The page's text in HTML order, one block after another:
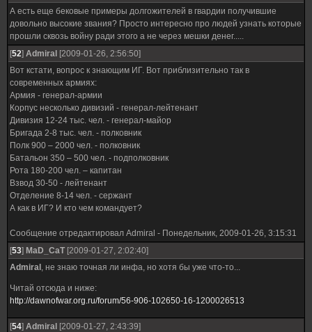
А есть еще бековые примеры долгожителей в гвардии получившие
довольно высокие звания? Просто интересно про людей узнать которые
прошли сквозь войну ради этого а не через мешки денег.....
[52] Admiral [2009-01-26, 2:56:50]
Вот кстати, вопрос к знающим ИГ. Вот приблизительно так в
современных армиях:
Армия - генерал-армии
Корпус несколько дивизий - генерал-лейтенант
Дивизия 12-24 тыс. чел. - генерал-майор
Бригада 2-8 тыс. чел. - полковник
Полк 900 – 2000 чел. - полковник
Батальон 350 – 500 чел. - подполковник
Рота 180-200 чел. – капитан
Взвод 30-50 - лейтенант
Отделение 8-14 чел. - сержант
А как в ИГ? И кто чем командует?
Сообщение отредактировал Admiral - Понедельник, 2009-01-26, 3:15:31
[53] MaD_CaT[2009-01-27, 2:02:40]
Admiral , не знаю точная ли инфа, но хотя бы уже что-то...
Читай отсюда и ниже:
http://dawnofwar.org.ru/forum/56-906-102650-16-1200026513
[54] Admiral [2009-01-27, 2:43:39]